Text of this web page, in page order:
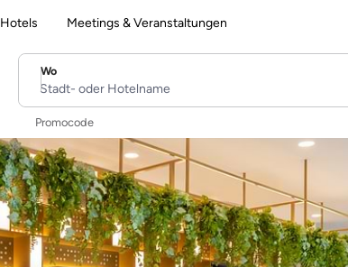
Hotels Meetings & Veranstaltungen
Wo
Stadt- oder Hotelname
Promocode